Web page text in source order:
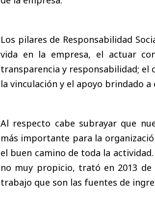
Los pilares de Responsabilidad
vida en la empresa, el actuar
transparencia y responsabilidad;
la vinculación y el apoyo brindado
Al respecto cabe subrayar que
más importante para la
el buen camino de toda la
no muy propicio, trató en 2013
trabajo que son las fuentes de